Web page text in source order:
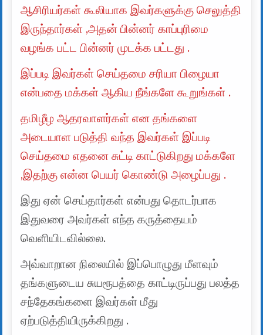
ஆசிரியர்கள் கூலியாக இவர்களுக்கு செலுத்தி
இருந்தார்கள் ,அதன் பின்னர் காப்புரிமை
வழங்க பட்ட பின்னர் முடக்க பட்டது .
இப்படி இவர்கள் செய்தமை சரியா பிழையா
என்பதை மக்கள் ஆகிய நீங்களே கூறுங்கள் .
தமிழீழ ஆதரவாளர்கள் என தங்களை
அடையாள படுத்தி வந்த இவர்கள் இப்படி
செய்தமை எதனை சுட்டி காட்டுகிறது மக்களே
,இதற்கு என்ன பெயர் கொண்டு அழைப்பது .
இது ஏன் செய்தார்கள் என்பது தொடர்பாக
இதுவரை அவர்கள் எந்த கருத்தையம்
வெளியிடவில்லை.
அவ்வாறான நிலையில் இப்பொழுது மீளவும்
தங்களுடைய சுயரூபத்தை காட்டிருப்பது பலத்த
சந்தேகங்களை இவர்கள் மீது
ஏற்படுத்தியிருக்கிறது .